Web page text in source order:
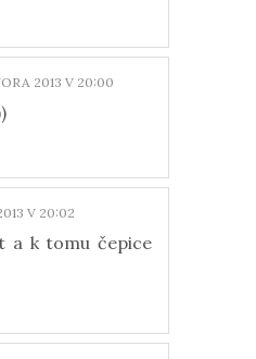
2013 V 20:00
V 20:02
a k tomu čepice